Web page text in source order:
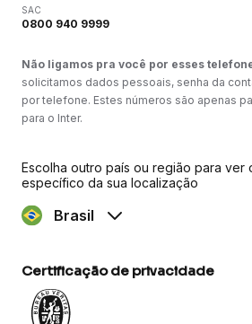
SAC
0800 940 9999
Não ligamos pra você por esses
solicitamos dados pessoais, senha da
por telefone. Estes números são apenas
para o Inter.
Escolha outro país ou região para ver
específico da sua localização
Brasil
Certificação de privacidade